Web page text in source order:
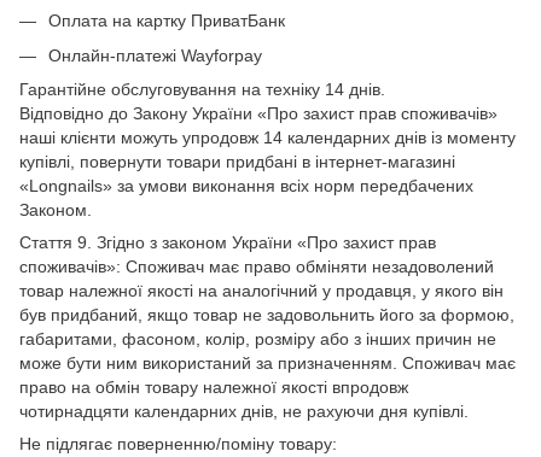
Оплата на картку ПриватБанк
Онлайн-платежі Wayforpay
Гарантійне обслуговування на техніку 14 днів.
Відповідно до Закону України «Про захист прав споживачів»
наші клієнти можуть упродовж 14 календарних днів із моменту
купівлі, повернути товари придбані в інтернет-магазині
«Longnails» за умови виконання всіх норм передбачених
Законом.
Стаття 9. Згідно з законом України «Про захист прав
споживачів»: Споживач має право обміняти незадоволений
товар належної якості на аналогічний у продавця, у якого він
був придбаний, якщо товар не задовольнить його за формою,
габаритами, фасоном, колір, розміру або з інших причин не
може бути ним використаний за призначенням. Споживач має
право на обмін товару належної якості впродовж
чотирнадцяти календарних днів, не рахуючи дня купівлі.
Не підлягає поверненню/поміну товару: